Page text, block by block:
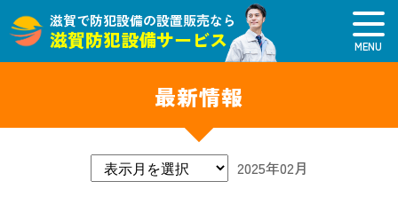
滋賀で防犯設備の設置販売なら
滋賀防犯設備サービス
最新情報
2025年02月